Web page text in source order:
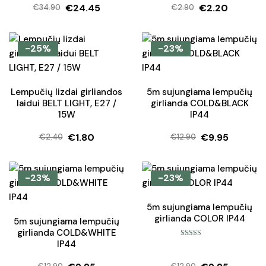
€34.90
Original
was:
€34.90.
€24.45
Current
is:
€24.45.
€2.90
Original
was:
€2.90.
€2.20
Current
is:
€2.20.
-25%
Lempučių lizdai girliandos
laidui BELT LIGHT, E27 /
15W
€2.40
Original
was:
€2.40.
€1.80
Current
is:
€1.80.
-23%
5m sujungiama lempučių
girlianda COLD&BLACK
IP44
€12.90
Original
was:
€12.90.
€9.95
Current
is:
€9.95.
-23%
5m sujungiama lempučių
girlianda COLD&WHITE
IP44
-23%
5m sujungiama lempučių
girlianda COLOR IP44